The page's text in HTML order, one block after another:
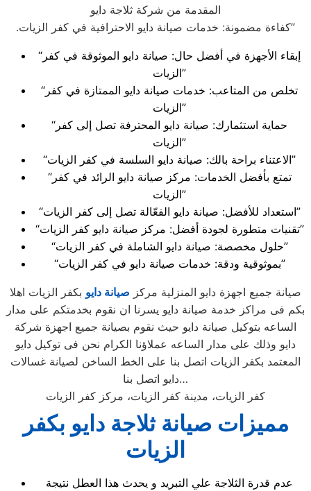
المقدمة من شركة ثلاجة دايو
.كفاءة مضمونة: خدمات صيانة دايو الاحترافية في كفر الزيات”
“إبقاء الأجهزة في أفضل حال: صيانة دايو الموثوقة في كفر
الزيات”
“تخلص من المتاعب: خدمات صيانة دايو الممتازة في كفر
الزيات”
“حماية استثمارك: صيانة دايو المحترفة تصل إلى كفر
الزيات”
“الاعتناء براحة بالك: صيانة دايو السلسة في كفر الزيات”
“تمتع بأفضل الخدمات: مركز صيانة دايو الرائد في كفر
الزيات”
“استعداد للأفضل: صيانة دايو الفعّالة تصل إلى كفر الزيات”
“تقنيات متطورة لجودة أفضل: مركز صيانة دايو كفر الزيات”
“حلول مخصصة: صيانة دايو الشاملة في كفر الزيات”
“بموثوقية ودقة: خدمات صيانة دايو في كفر الزيات”
صيانة جميع اجهزة دايو المنزلية مركز صيانة دايو بكفر الزيات اهلا
بكم فى مراكز خدمة صيانة دايو يسرنا ان نقوم بخدمتكم على مدار
الساعه بتوكيل صيانة دايو حيث نقوم بصيانة جميع اجهزة شركة
دايو وذلك على مدار الساعه عملاؤنا الكرام نحن فى توكيل دايو
المعتمد بكفر الزيات اتصل بنا على الخط الساخن لصيانة غسالات
دايو اتصل بنا…
كفر الزيات، مدينة كفر الزيات، مركز كفر الزيات
مميزات صيانة ثلاجة دايو بكفر
الزيات
عدم قدرة الثلاجة علي التبريد و يحدث هذا العطل نتيجة